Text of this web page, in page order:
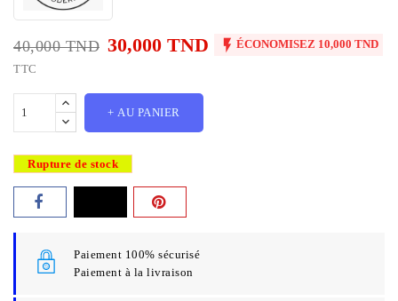
40,000 TND 30,000 TND  ÉCONOMISEZ 10,000 TND
TTC
+ AU PANIER
Rupture de stock
Paiement 100% sécurisé
Paiement à la livraison